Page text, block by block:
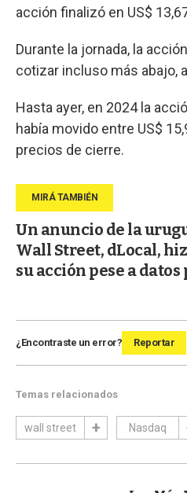
acción finalizó en US$
Durante la jornada, la
cotizar incluso más abajo,
Hasta ayer, en 2024 la
había movido entre US$
precios de cierre.
Un anuncio de la
Wall Street, dLocal,
su acción pese a datos
¿Encontraste un error? Reportar
Temas relacionados
wall street Nasdaq